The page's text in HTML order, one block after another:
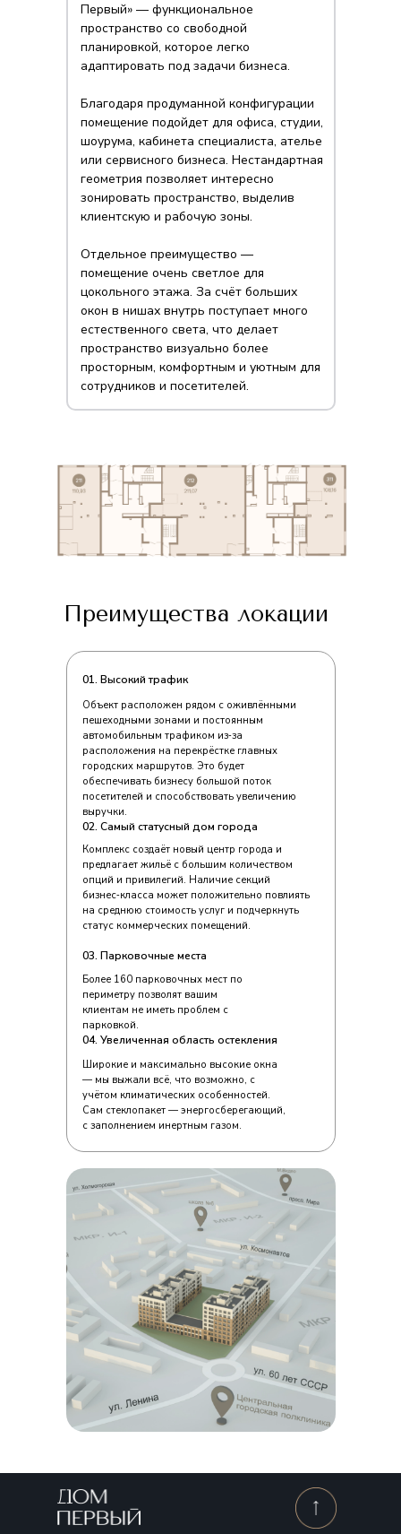
Первый» — функциональное
пространство со свободной
планировкой, которое легко
адаптировать под задачи бизнеса.
Благодаря продуманной конфигурации
помещение подойдет для офиса, студии,
шоурума, кабинета специалиста, ателье
или сервисного бизнеса. Нестандартная
геометрия позволяет интересно
зонировать пространство, выделив
клиентскую и рабочую зоны.
Отдельное преимущество —
помещение очень светлое для
цокольного этажа. За счёт больших
окон в нишах внутрь поступает много
естественного света, что делает
пространство визуально более
просторным, комфортным и уютным для
сотрудников и посетителей.
Преимущества локации
01. Высокий трафик
Объект расположен рядом с оживлёнными
пешеходными зонами и постоянным
автомобильным трафиком из‑за
расположения на перекрёстке главных
городских маршрутов. Это будет
обеспечивать бизнесу большой поток
посетителей и способствовать увеличению
выручки.
02. Самый статусный дом города
Комплекс создаёт новый центр города и
предлагает жильё с большим количеством
опций и привилегий. Наличие секций
бизнес‑класса может положительно повлиять
на среднюю стоимость услуг и подчеркнуть
статус коммерческих помещений.
03. Парковочные места
Более 160 парковочных мест по
периметру позволят вашим
клиентам не иметь проблем с
парковкой.
04. Увеличенная область остекления
Широкие и максимально высокие окна
— мы выжали всё, что возможно, с
учётом климатических особенностей.
Сам стеклопакет — энергосберегающий,
с заполнением инертным газом.